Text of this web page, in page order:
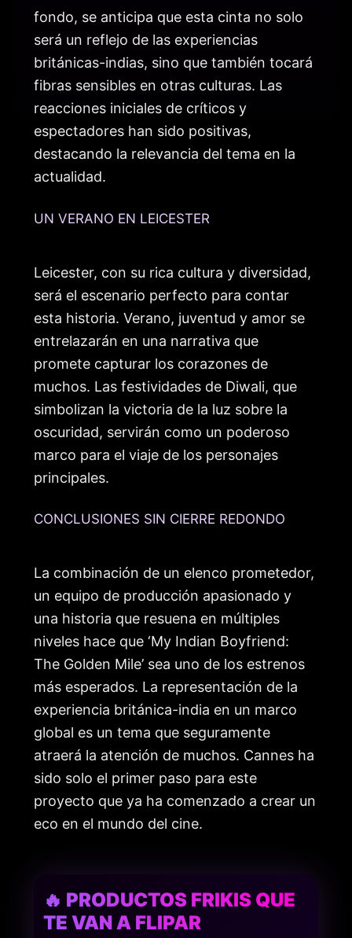
fondo, se anticipa que esta cinta no solo
será un reflejo de las experiencias
británicas-indias, sino que también tocará
fibras sensibles en otras culturas. Las
reacciones iniciales de críticos y
espectadores han sido positivas,
destacando la relevancia del tema en la
actualidad.
UN VERANO EN LEICESTER
Leicester, con su rica cultura y diversidad,
será el escenario perfecto para contar
esta historia. Verano, juventud y amor se
entrelazarán en una narrativa que
promete capturar los corazones de
muchos. Las festividades de Diwali, que
simbolizan la victoria de la luz sobre la
oscuridad, servirán como un poderoso
marco para el viaje de los personajes
principales.
CONCLUSIONES SIN CIERRE REDONDO
La combinación de un elenco prometedor,
un equipo de producción apasionado y
una historia que resuena en múltiples
niveles hace que ‘My Indian Boyfriend:
The Golden Mile’ sea uno de los estrenos
más esperados. La representación de la
experiencia británica-india en un marco
global es un tema que seguramente
atraerá la atención de muchos. Cannes ha
sido solo el primer paso para este
proyecto que ya ha comenzado a crear un
eco en el mundo del cine.
🔥 PRODUCTOS FRIKIS QUE
TE VAN A FLIPAR